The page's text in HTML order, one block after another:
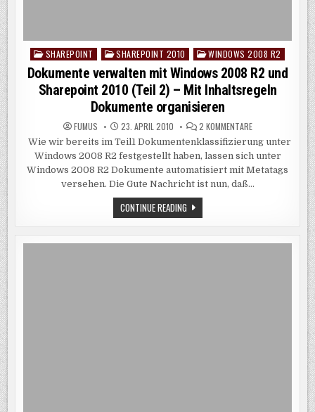
Posted
in
SHAREPOINT SHAREPOINT 2010 WINDOWS 2008 R2
Dokumente verwalten mit Windows 2008 R2 und
Sharepoint 2010 (Teil 2) – Mit Inhaltsregeln
Dokumente organisieren
FUMUS 23. APRIL 2010 2 KOMMENTAREZU
DOKUMENTE
VERWALTEN
WINDOWS
2008
R2
UND
–
MIT
INHALTSREGELN
Wie wir bereits im Teil1 Dokumentenklassifizierung unter
Windows 2008 R2 festgestellt haben, lassen sich unter
Windows 2008 R2 Dokumente automatisiert mit Metatags
versehen. Die Gute Nachricht ist nun, daß…
CONTINUE READINGDOKUMENTE
VERWALTEN
MIT
WINDOWS
2008